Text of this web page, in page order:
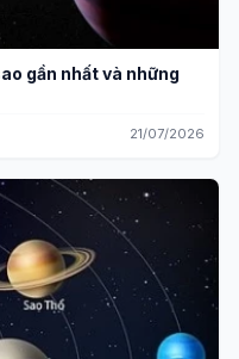
gần nhất và những
21/07/2026